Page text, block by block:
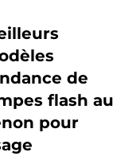
de
flash au
pour